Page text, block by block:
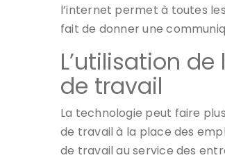
l’internet permet à toutes
fait de donner une
L’utilisation
de travail
La technologie peut faire
de travail à la place des
de travail au service des